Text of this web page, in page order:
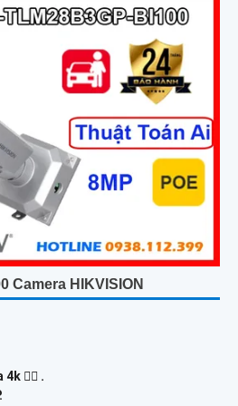
Camera HIKVISION
👍🏾 .